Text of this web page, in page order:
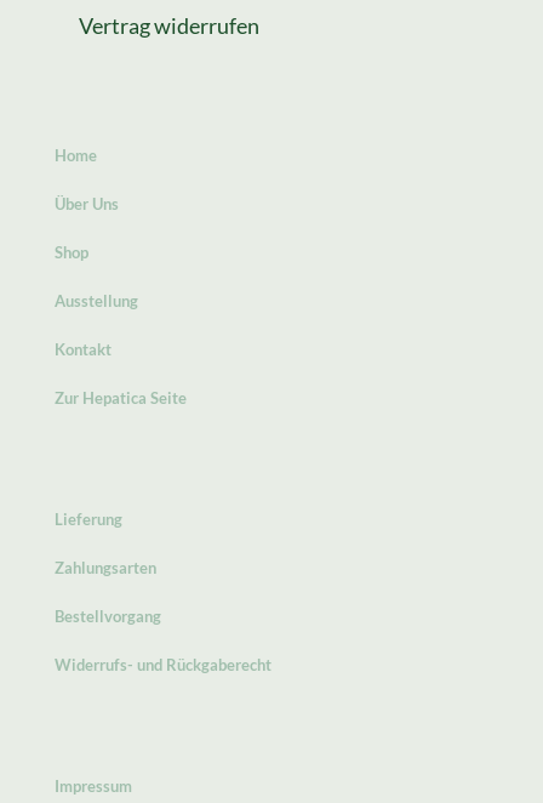
Vertrag widerrufen
Home
Über Uns
Shop
Ausstellung
Kontakt
Zur Hepatica Seite
Lieferung
Zahlungsarten
Bestellvorgang
Widerrufs- und Rückgaberecht
Impressum